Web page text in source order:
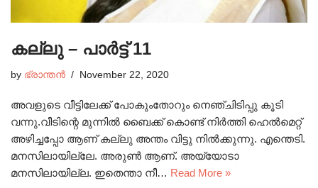
കല്ലു – പാർട്ട്‌ 11
by ഭ്രാന്തൻ November 22, 2020
അവളുടെ വീട്ടിലേക്ക് പോകുംതോറും നെഞ്ചിടിപ്പു കൂടി
വന്നു.വീടിന്റെ മുന്നിൽ ബൈക്ക് കൊണ്ട് നിർത്തി ഹെൽമെറ്റ്‌
അഴിച്ചപ്പോ ആണ് കല്ലു അന്തം വിട്ടു നിൽക്കുന്നു. എന്തെടി.
മനസിലായില്ലേ. അരുൺ ആണ്. അയ്യോടാ
മനസിലായില്ല. ഇതെന്താ നീ… Read More »